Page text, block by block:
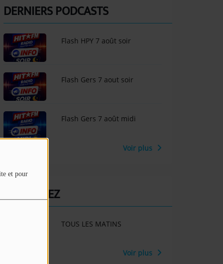
et pour
DERNIERS PODCASTS
Flash HPY 7 août soir
Flash Gers 7 aout soir
Flash Gers 7 août midi
Voir plus
PARTICIPEZ
TOUS LES MATINS
Voir plus